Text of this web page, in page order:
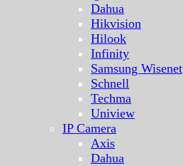
Dahua
Hikvision
Hilook
Infinity
Samsung Wisenet
Schnell
Techma
Uniview
IP Camera
Axis
Dahua